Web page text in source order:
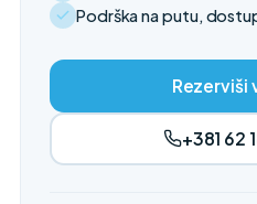
Podrška na putu,
Rezerviši
+381 62